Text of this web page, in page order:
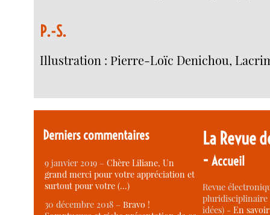
P.-S.
Illustration : Pierre-Loïc Denichou,
Derniers commentaires
9 janvier 2019 –Chère Liliane, Un
grand merci pour votre appréciation et
surtout pour votre (…)
30 décembre 2018 –Bravo !
La Revue
-Accueil
Revue
idées) -En